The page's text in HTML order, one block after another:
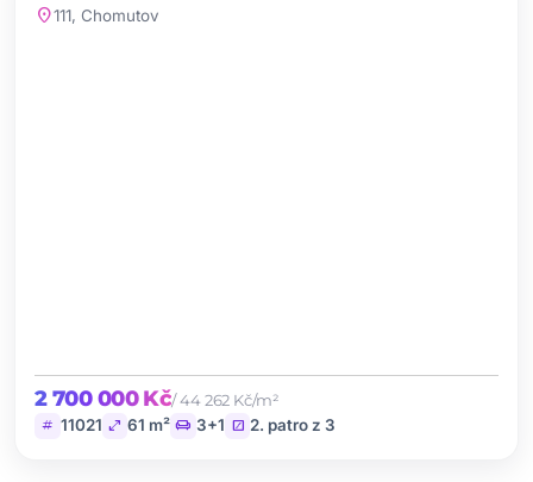
location_on111, Chomutov
2 700 000 Kč/ 44 262 Kč/m²
tag 11021 open_in_full 61 m² chair 3+1 stairs 2. patro z 3